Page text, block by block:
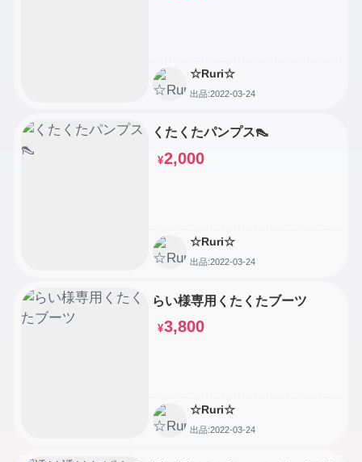
☆Ruri☆
出品:2022-03-24
くたくたパンプス👠
¥2,000
☆Ruri☆
出品:2022-03-24
らい様専用くたくたブーツ
¥3,800
☆Ruri☆
出品:2022-03-24